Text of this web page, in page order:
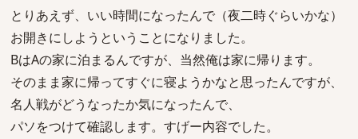
とりあえず、いい時間になったんで（夜二時ぐらいかな）
お開きにしようということになりました。
BはAの家に泊まるんですが、当然俺は家に帰ります。
そのまま家に帰ってすぐに寝ようかなと思ったんですが、
名人戦がどうなったか気になったんで、
パソをつけて確認します。すげー内容でした。